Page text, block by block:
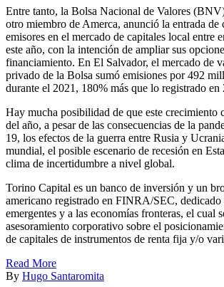
Entre tanto, la Bolsa Nacional de Valores
otro miembro de Amerca, anunció la entrada de
emisores en el mercado de capitales local entre
este año, con la intención de ampliar sus
financiamiento. En El Salvador, el mercado de
privado de la Bolsa sumó emisiones por 492
durante el 2021, 180% más que lo registrado en
Hay mucha posibilidad de que este crecimiento
del año, a pesar de las consecuencias de la
19, los efectos de la guerra entre Rusia y
mundial, el posible escenario de recesión en
clima de incertidumbre a nivel global.
Torino Capital es un banco de inversión y un
americano registrado en FINRA/SEC, dedicado
emergentes y a las economías fronteras, el cual
asesoramiento corporativo sobre el
de capitales de instrumentos de renta fija y/o
Read More
By Hugo Santaromita